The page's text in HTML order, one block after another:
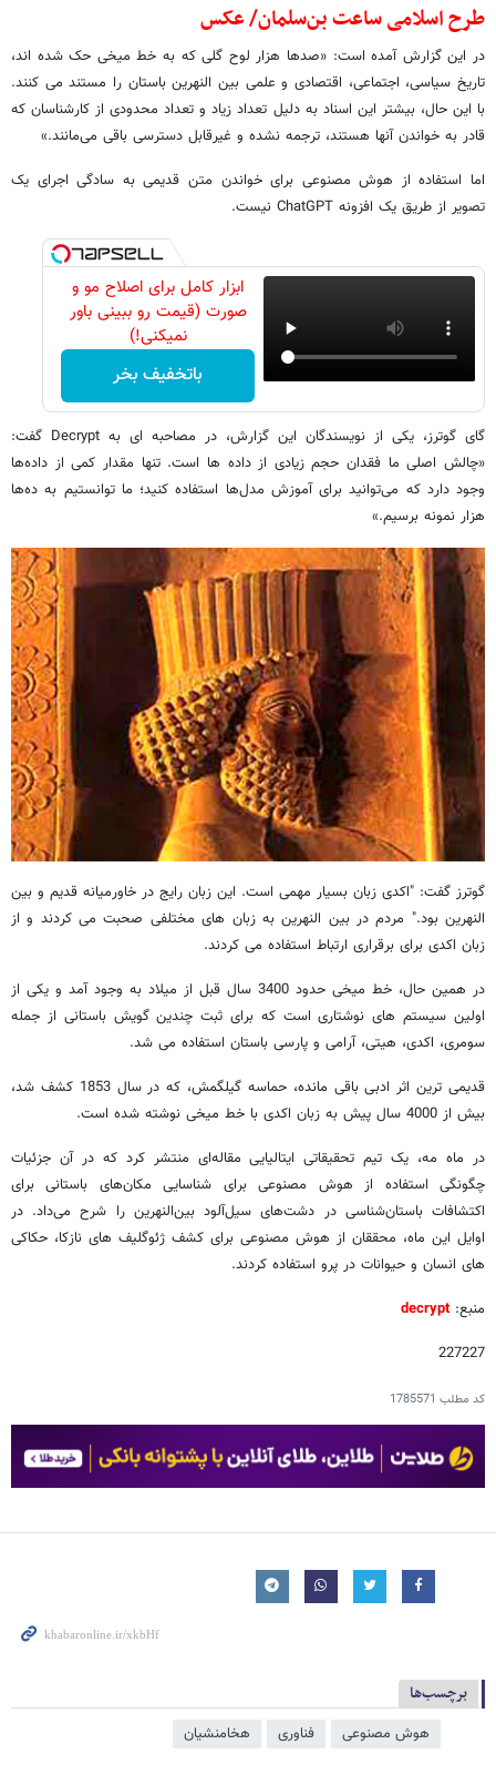
طرح اسلامی ساعت بن‌سلمان/ عکس
در این گزارش آمده است: «صدها هزار لوح گلی که به خط میخی حک شده اند،
تاریخ سیاسی، اجتماعی، اقتصادی و علمی بین النهرین باستان را مستند می کنند.
با این حال، بیشتر این اسناد به دلیل تعداد زیاد و تعداد محدودی از کارشناسان که
قادر به خواندن آنها هستند، ترجمه نشده و غیرقابل دسترسی باقی می‌مانند.»
اما استفاده از هوش مصنوعی برای خواندن متن قدیمی به سادگی اجرای یک
تصویر از طریق یک افزونه ChatGPT نیست.
ابزار کامل برای اصلاح مو و
صورت (قیمت رو ببینی باور
نمیکنی!)
باتخفیف بخر
گای گوترز، یکی از نویسندگان این گزارش، در مصاحبه ای به Decrypt گفت:
«چالش اصلی ما فقدان حجم زیادی از داده ها است. تنها مقدار کمی از داده‌ها
وجود دارد که می‌توانید برای آموزش مدل‌ها استفاده کنید؛ ما توانستیم به ده‌ها
هزار نمونه برسیم.»
گوترز گفت: "اکدی زبان بسیار مهمی است. این زبان رایج در خاورمیانه قدیم و بین
النهرین بود." مردم در بین النهرین به زبان های مختلفی صحبت می کردند و از
زبان اکدی برای برقراری ارتباط استفاده می کردند.
در همین حال، خط میخی حدود 3400 سال قبل از میلاد به وجود آمد و یکی از
اولین سیستم های نوشتاری است که برای ثبت چندین گویش باستانی از جمله
سومری، اکدی، هیتی، آرامی و پارسی باستان استفاده می شد.
قدیمی ترین اثر ادبی باقی مانده، حماسه گیلگمش، که در سال 1853 کشف شد،
بیش از 4000 سال پیش به زبان اکدی با خط میخی نوشته شده است.
در ماه مه، یک تیم تحقیقاتی ایتالیایی مقاله‌ای منتشر کرد که در آن جزئیات
چگونگی استفاده از هوش مصنوعی برای شناسایی مکان‌های باستانی برای
اکتشافات باستان‌شناسی در دشت‌های سیل‌آلود بین‌النهرین را شرح می‌داد. در
اوایل این ماه، محققان از هوش مصنوعی برای کشف ژئوگلیف های نازکا، حکاکی
های انسان و حیوانات در پرو استفاده کردند.
منبع:decrypt
227227
کد مطلب 1785571
برچسب‌ها
هوش مصنوعی فناوری هخامنشیان